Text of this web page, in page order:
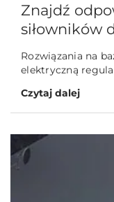
Znajdź
siłowników
Rozwiązania na
elektryczną
Czytaj dalej